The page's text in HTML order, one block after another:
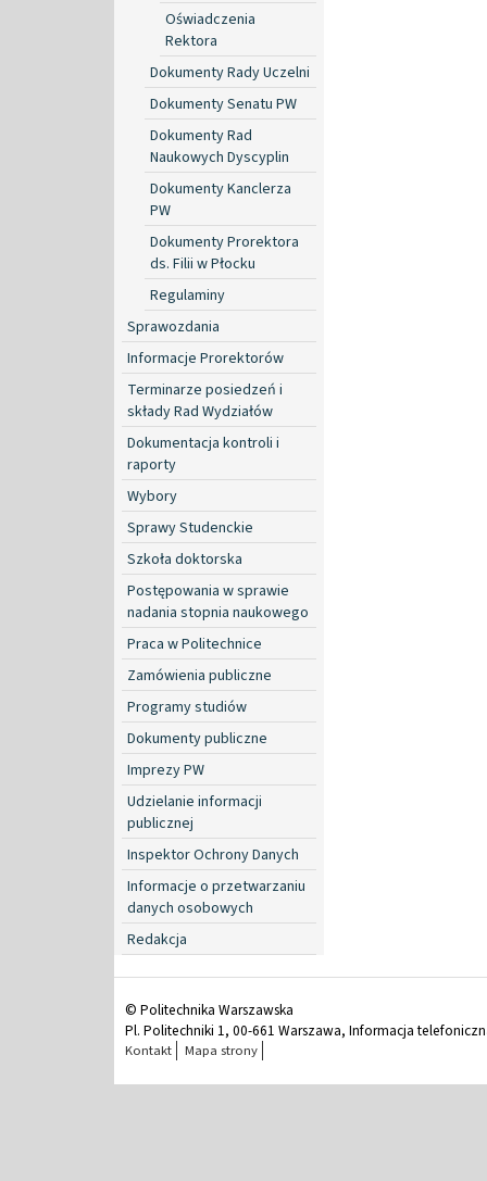
Oświadczenia
Rektora
Dokumenty Rady Uczelni
Dokumenty Senatu PW
Dokumenty Rad
Naukowych Dyscyplin
Dokumenty Kanclerza
PW
Dokumenty Prorektora
ds. Filii w Płocku
Regulaminy
Sprawozdania
Informacje Prorektorów
Terminarze posiedzeń i
składy Rad Wydziałów
Dokumentacja kontroli i
raporty
Wybory
Sprawy Studenckie
Szkoła doktorska
Postępowania w sprawie
nadania stopnia naukowego
Praca w Politechnice
Zamówienia publiczne
Programy studiów
Dokumenty publiczne
Imprezy PW
Udzielanie informacji
publicznej
Inspektor Ochrony Danych
Informacje o przetwarzaniu
danych osobowych
Redakcja
© Politechnika Warszawska
Pl. Politechniki 1, 00-661 Warszawa, Informacja
Kontakt Mapa strony